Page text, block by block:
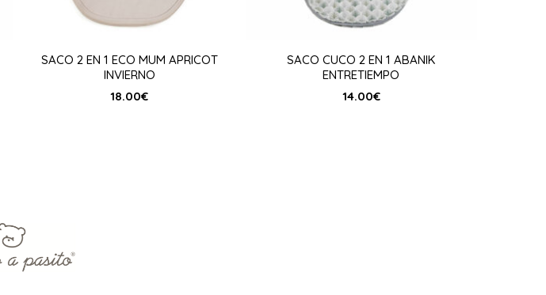
SACO 2 EN 1 ECO MUM APRICOT
INVIERNO
18.00€
SACO CUCO 2 EN 1 ABANIK
ENTRETIEMPO
14.00€